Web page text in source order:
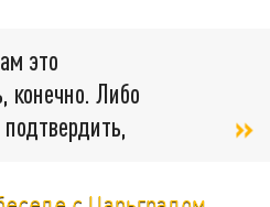
это
конечно. Либо